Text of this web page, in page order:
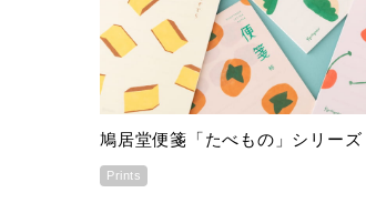
鳩居堂便箋「たべもの」シリーズ
Prints